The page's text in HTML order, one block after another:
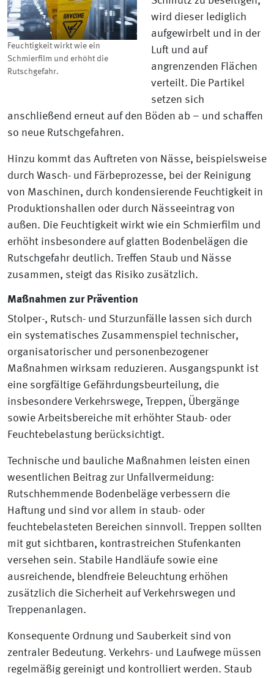
Feuchtigkeit wirkt wie ein
Schmierfilm und erhöht die
Rutschgefahr.
wird dieser lediglich
aufgewirbelt und in der
Luft und auf
angrenzenden Flächen
verteilt. Die Partikel
setzen sich
anschließend erneut auf den Böden ab – und schaffen
so neue Rutschgefahren.
Hinzu kommt das Auftreten von Nässe, beispielsweise
durch Wasch- und Färbeprozesse, bei der Reinigung
von Maschinen, durch kondensierende Feuchtigkeit in
Produktionshallen oder durch Nässeeintrag von
außen. Die Feuchtigkeit wirkt wie ein Schmierfilm und
erhöht insbesondere auf glatten Bodenbelägen die
Rutschgefahr deutlich. Treffen Staub und Nässe
zusammen, steigt das Risiko zusätzlich.
Maßnahmen zur Prävention
Stolper-, Rutsch- und Sturzunfälle lassen sich durch
ein systematisches Zusammenspiel technischer,
organisatorischer und personenbezogener
Maßnahmen wirksam reduzieren. Ausgangspunkt ist
eine sorgfältige Gefährdungsbeurteilung, die
insbesondere Verkehrswege, Treppen, Übergänge
sowie Arbeitsbereiche mit erhöhter Staub- oder
Feuchtebelastung berücksichtigt.
Technische und bauliche Maßnahmen leisten einen
wesentlichen Beitrag zur Unfallvermeidung:
Rutschhemmende Bodenbeläge verbessern die
Haftung und sind vor allem in staub- oder
feuchtebelasteten Bereichen sinnvoll. Treppen sollten
mit gut sichtbaren, kontrastreichen Stufenkanten
versehen sein. Stabile Handläufe sowie eine
ausreichende, blendfreie Beleuchtung erhöhen
zusätzlich die Sicherheit auf Verkehrswegen und
Treppenanlagen.
Konsequente Ordnung und Sauberkeit sind von
zentraler Bedeutung. Verkehrs- und Laufwege müssen
regelmäßig gereinigt und kontrolliert werden. Staub